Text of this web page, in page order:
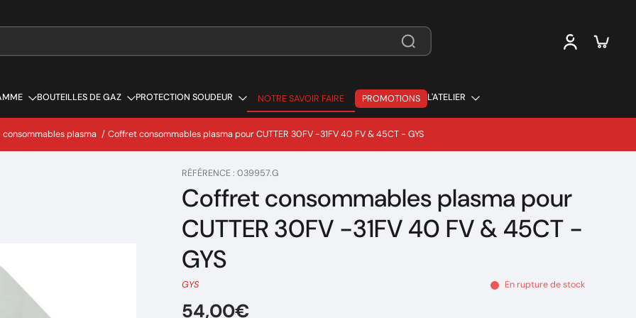
BOUTEILLES DE GAZ PROTECTION SOUDEUR
NOTRE SAVOIR FAIRE
NOTRE SAVOIR FAIRE
PROMOTIONS L'ATELIER
plasma / Coffret consommables plasma pour CUTTER 30FV -31FV 40 FV & 45CT - GYS
RÉFÉRENCE : 039957.G
Coffret consommables plasma pour
CUTTER 30FV -31FV 40 FV & 45CT -
GYS
GYS En rupture de stock
54,00€